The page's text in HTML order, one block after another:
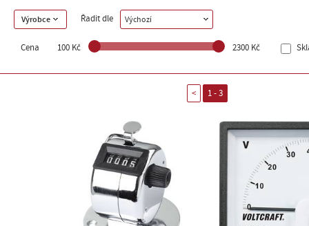
Výrobce Řadit dle Výchozí
Cena 100 Kč 2300 Kč
< 1 - 3